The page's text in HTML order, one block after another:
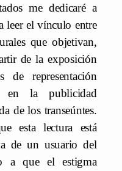
me dedicaré a
leer el vínculo entre
que objetivan,
de la exposición
de representación
en la publicidad
de los transeúntes.
esta lectura está
de un usuario del
a que el estigma